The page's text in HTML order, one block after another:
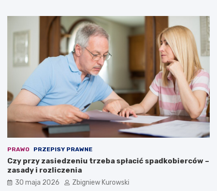
PRAWO PRZEPISY PRAWNE
Czy przy zasiedzeniu trzeba spłacić spadkobierców –
zasady i rozliczenia
30 maja 2026 Zbigniew Kurowski